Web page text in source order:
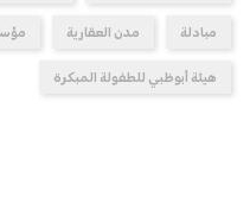
مبادلة مدن العقارية
هيئة أبوظبي للطفولة المبكرة